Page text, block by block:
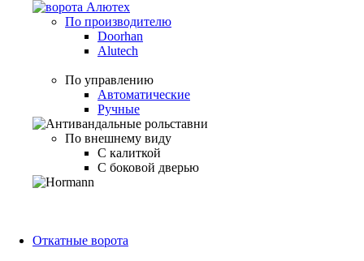
По производителю
Doorhan
Alutech
По управлению
Автоматические
Ручные
По внешнему виду
С калиткой
С боковой дверью
Откатные ворота